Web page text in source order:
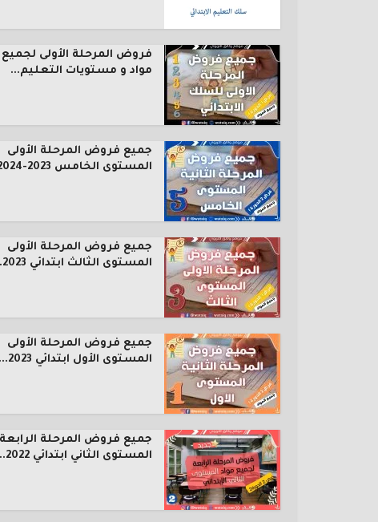
فروض المرحلة الأولى لجميع
مواد و مستويات التعليم...
جميع فروض المرحلة الأولى
المستوى الخامس 2023-2024
جميع فروض المرحلة الأولى
المستوى الثالث ابتدائي 2023...
جميع فروض المرحلة الأولى
المستوى الأول ابتدائي 2023...
جميع فروض المرحلة الرابعة
المستوى الثاني ابتدائي 2022...